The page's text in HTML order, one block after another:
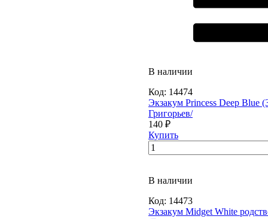
В наличии
Код: 14474
Экзакум Princess Deep Blue
Григорьев/
140 ₽
Купить
В наличии
Код: 14473
Экзакум Midget White